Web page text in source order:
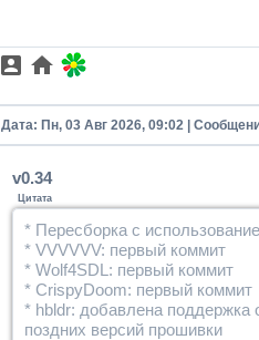
Дата: Пн, 03 Авг 2026, 09:02 |
v0.34
Цитата
* Пересборка с
* VVVVVV: первый коммит
* Wolf4SDL: первый коммит
* CrispyDoom: первый коммит
* hbldr: добавлена
поздних версий прошивки